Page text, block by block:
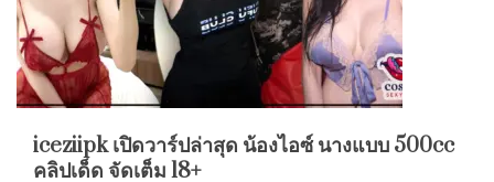
iceziipk เปิดวาร์ปล่าสุด น้องไอซ์ นางแบบ 500cc
คลิปเด็ด จัดเต็ม 18+